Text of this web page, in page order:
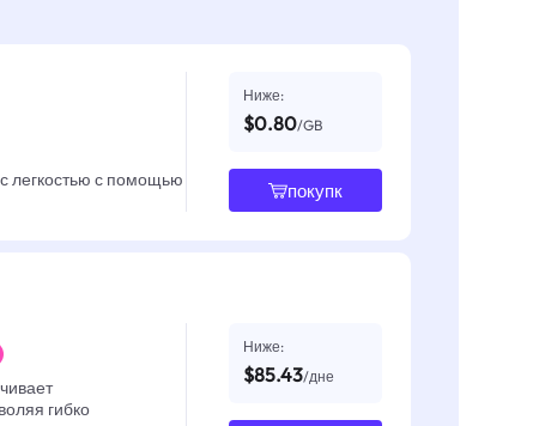
легкостью с помощью
Ниже:
$0.80/GB
покупк
гибко
Ниже:
$85.43/дне